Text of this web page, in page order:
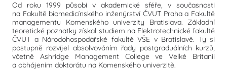
Od roku 1999 působí v akademické sféře, v současnosti
na Fakultě biomedicínského inženýrství ČVUT Praha a Fakultě
managementu Komenského univerzity Bratislava. Základní
teoretické poznatky získal studiem na Elektrotechnické fakultě
ČVUT a Národohospodářské fakultě VŠE v Bratislavě. Ty si
postupně rozvíjel absolvováním řady postgraduálních kurzů,
včetně Ashridge Management College ve Velké Britanii
a obhájením doktorátu na Komenského univerzitě.